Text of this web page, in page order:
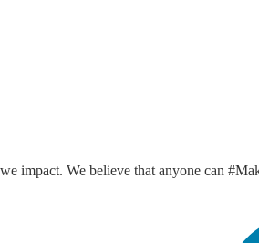
impact. We believe that anyone can